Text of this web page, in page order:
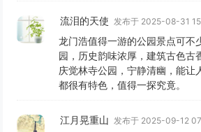
流泪的天使 发布于 2025-08-31
龙门浩值得一游的公园景点可不
园，历史韵味浓厚，建筑古色古
庆觉林寺公园，宁静清幽，能让
都很有特色，值得一探究竟。
江月晃重山 发布于 2025-09-12